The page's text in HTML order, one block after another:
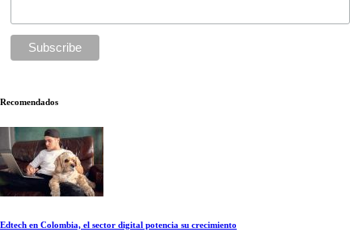
Recomendados
Edtech en Colombia, el sector digital potencia su crecimiento